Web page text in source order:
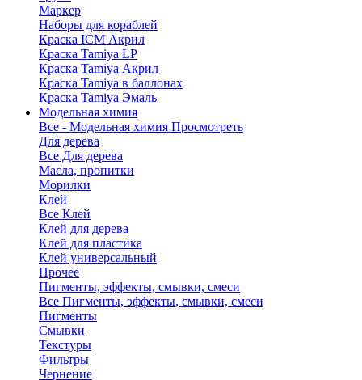
Маркер
Наборы для кораблей
Краска ICM Акрил
Краска Tamiya LP
Краска Tamiya Акрил
Краска Tamiya в баллонах
Краска Tamiya Эмаль
Модельная химия
Все - Модельная химия Просмотреть
Для дерева
Все Для дерева
Масла, пропитки
Морилки
Клей
Все Клей
Клей для дерева
Клей для пластика
Клей универсальный
Прочее
Пигменты, эффекты, смывки, смеси
Все Пигменты, эффекты, смывки, смеси
Пигменты
Смывки
Текстуры
Фильтры
Чернение